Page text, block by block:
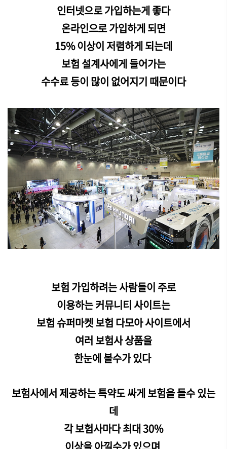
인터넷으로 가입하는게 좋다
온라인으로 가입하게 되면
15% 이상이 저렴하게 되는데
보험 설계사에게 들어가는
수수료 등이 많이 없어지기 때문이다
보험 가입하려는 사람들이 주로
이용하는 커뮤니티 사이트는
보험 슈퍼마켓 보험 다모아 사이트에서
여러 보험사 상품을
한눈에 볼수가 있다
보험사에서 제공하는 특약도 싸게 보험을 들수 있는
데
각 보험사마다 최대 30%